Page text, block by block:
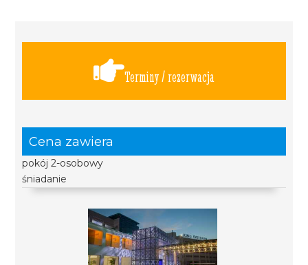
Terminy / rezerwacja
Cena zawiera
pokój 2-osobowy
śniadanie